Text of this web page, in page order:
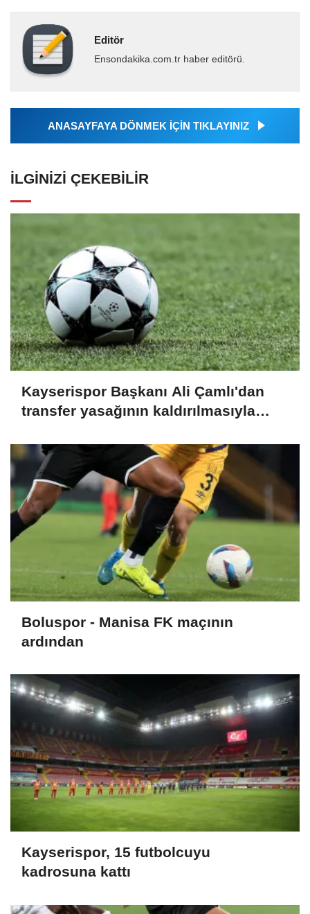
Editör
Ensondakika.com.tr haber editörü.
ANASAYFAYA DÖNMEK İÇİN TIKLAYINIZ
İLGINIZI ÇEKEBILIR
Kayserispor Başkanı Ali Çamlı'dan
transfer yasağının kaldırılmasıyla
Boluspor - Manisa FK maçının
ardından
Kayserispor, 15 futbolcuyu
kadrosuna kattı